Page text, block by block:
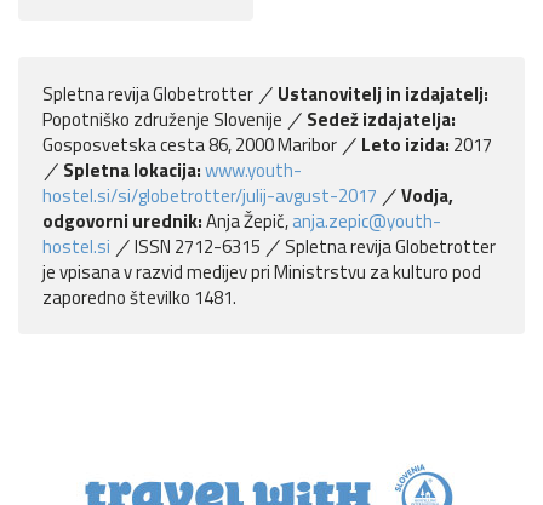
Spletna revija Globetrotter
Ustanovitelj in izdajatelj:
Popotniško združenje Slovenije
Sedež izdajatelja:
Gosposvetska cesta 86, 2000 Maribor
Leto izida: 2017
Spletna lokacija:www.youth-
hostel.si/si/globetrotter/julij-avgust-2017
Vodja,
odgovorni urednik:Anja Žepič,anja.zepic@youth-
hostel.si
ISSN 2712-6315
Spletna revija Globetrotter
je vpisana v razvid medijev pri Ministrstvu za kulturo pod
zaporedno številko 1481.